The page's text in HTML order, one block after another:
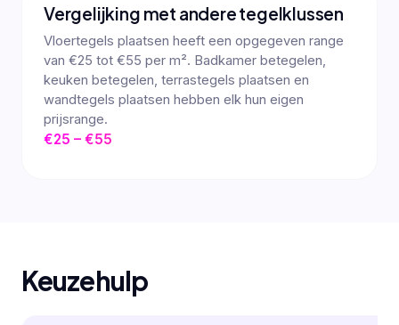
Vergelijking met andere tegelklussen
Vloertegels plaatsen heeft een opgegeven range
van €25 tot €55 per m². Badkamer betegelen,
keuken betegelen, terrastegels plaatsen en
wandtegels plaatsen hebben elk hun eigen
prijsrange.
€25 – €55
Keuzehulp